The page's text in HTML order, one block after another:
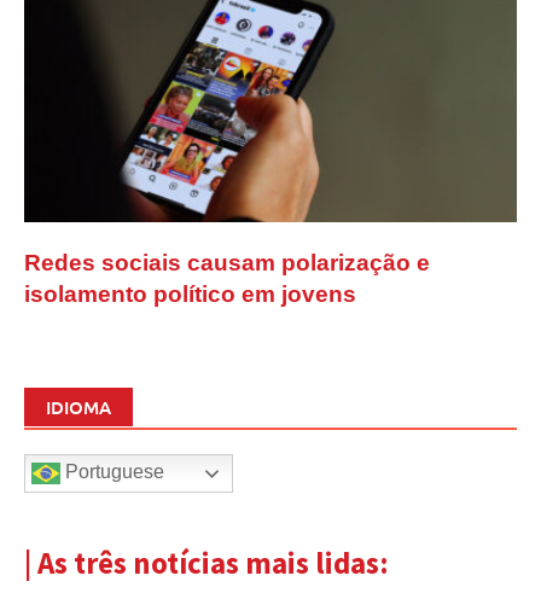
Redes sociais causam polarização e
isolamento político em jovens
IDIOMA
Portuguese
| As três notícias mais lidas: